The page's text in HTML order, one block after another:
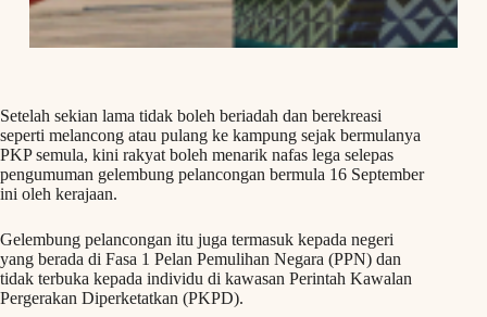
Setelah sekian lama tidak boleh beriadah dan berekreasi
seperti melancong atau pulang ke kampung sejak bermulanya
PKP semula, kini rakyat boleh menarik nafas lega selepas
pengumuman gelembung pelancongan bermula 16 September
ini oleh kerajaan.
Gelembung pelancongan itu juga termasuk kepada negeri
yang berada di Fasa 1 Pelan Pemulihan Negara (PPN) dan
tidak terbuka kepada individu di kawasan Perintah Kawalan
Pergerakan Diperketatkan (PKPD).